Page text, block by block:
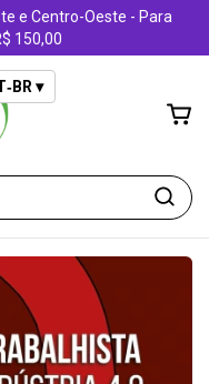
e Centro-Oeste - Para
150,00
▾